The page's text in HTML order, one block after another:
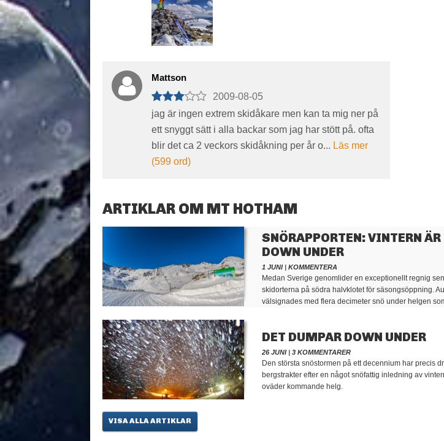
Mattson
2009-08-05
jag är ingen extrem skidåkare men kan ta mig ner på
ett snyggt sätt i alla backar som jag har stött på. ofta
blir det ca 2 veckors skidåkning per år o... Läs mer
(599 ord)
ARTIKLAR OM MT HOTHAM
SNÖRAPPORTEN: VINTERN ÄR
DOWN UNDER
1 JUNI| KOMMENTERA
Medan Sverige genomlider en exceptionellt regnig
skidorterna på södra halvklotet för säsongsöppning.
välsignades med flera decimeter snö under helgen
DET DUMPAR DOWN UNDER
26 JUNI| 3 KOMMENTARER
Den största snöstormen på ett decennium har precis
bergstrakter efter en något snöfattig inledning av
oväder kommande helg.
VISA ALLA ARTIKLAR